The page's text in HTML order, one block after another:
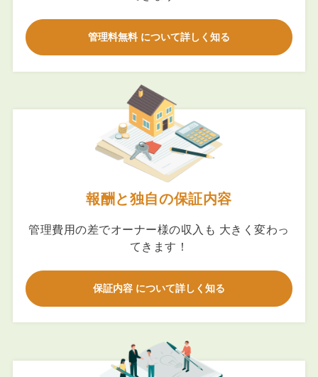
管理料無料 について詳しく知る
報酬と独自の保証内容
管理費用の差でオーナー様の収入も 大きく変わっ
てきます！
保証内容 について詳しく知る